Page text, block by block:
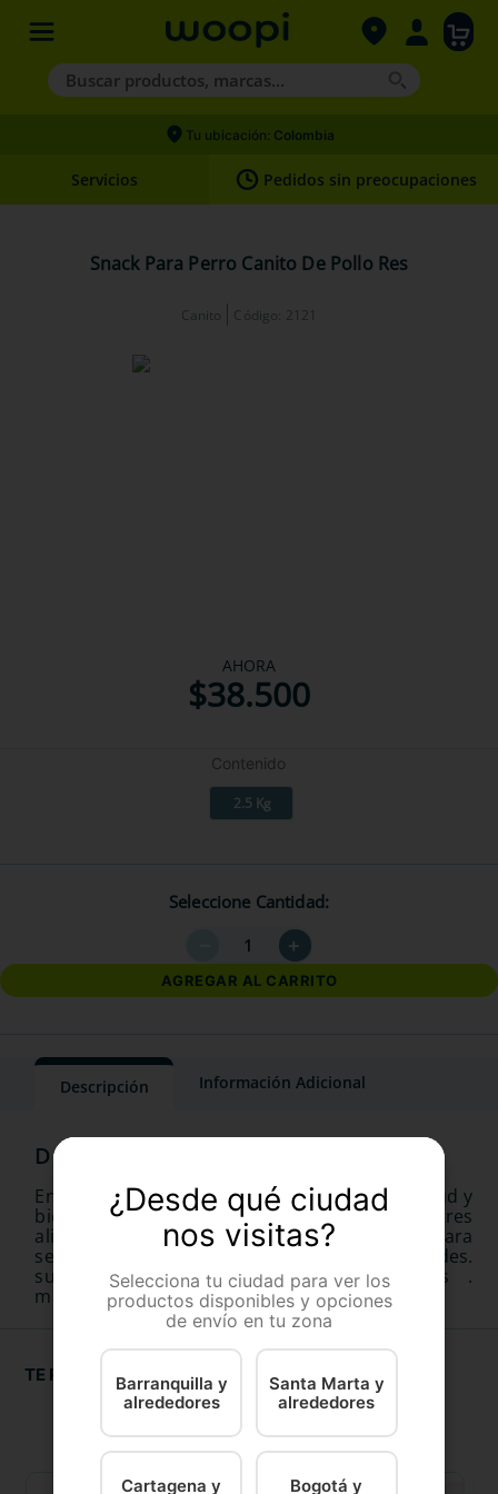
Buscar productos, marcas...
Términos más buscados
2.
hills
Tu ubicación: Colombia
Servicios Pedidos sin preocupaciones
Snack Para Perro Canito De Pollo Res
Canito Código: 2121
AHORA
$38.500
Contenido
2.5 Kg
Seleccione Cantidad
＋
AGREGAR AL CARRITO
Descripción Información Adicional
En canito natural nos preocupamos por la salud y
bienestar de todas las mascotas. canito pollo res
alimento natural húmedo porcionado listo para
servir, para perro y gatos de todas las edades.
suple todas las necesidades nutricionales .
mantener congelado
TE RECOMENDAMOS
¿Desde qué ciudad
nos visitas?
Selecciona tu ciudad para ver los
productos disponibles y opciones
de envío en tu zona
Barranquilla y
alrededores
Santa Marta y
alrededores
Cartagena y
Bogotá y